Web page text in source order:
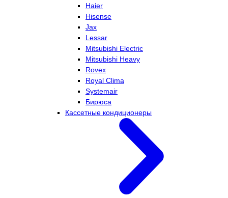
Haier
Hisense
Jax
Lessar
Mitsubishi Electric
Mitsubishi Heavy
Rovex
Royal Clima
Systemair
Бирюса
Кассетные кондиционеры